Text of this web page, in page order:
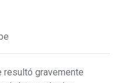
resultó gravemente